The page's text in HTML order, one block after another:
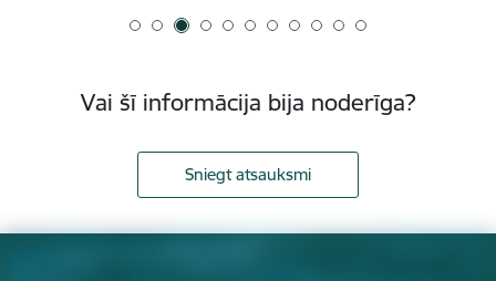
Vai šī informācija bija noderīga?
Sniegt atsauksmi